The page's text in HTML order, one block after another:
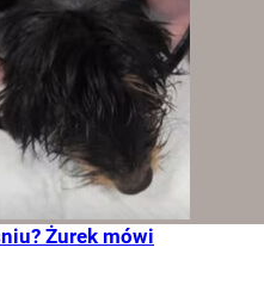
Żurek mówi